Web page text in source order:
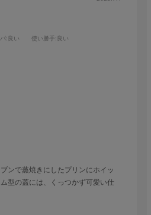
:良い 使い勝手 :良い
ンで蒸焼きにしたプリンにホイッ
型の蓋には、くっつかず可愛い仕